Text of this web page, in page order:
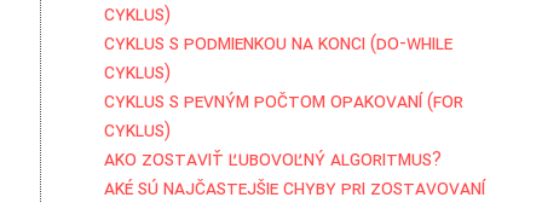
cyklus)
Cyklus s podmienkou na konci (do-while
cyklus)
Cyklus s pevným počtom opakovaní (for
cyklus)
Ako zostaviť ľubovoľný algoritmus?
Aké sú najčastejšie chyby pri zostavovaní